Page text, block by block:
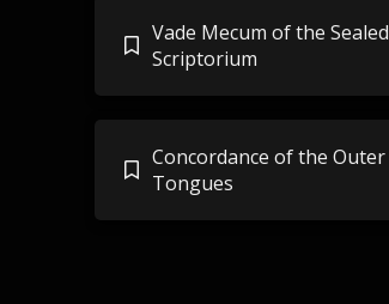
Vade Mecum of the Sealed
Scriptorium
Concordance of the Outer
Tongues